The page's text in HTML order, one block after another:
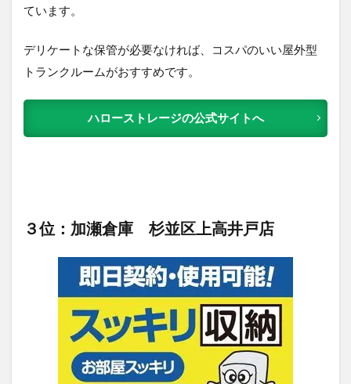
ています。
デリケートな保管が必要なければ、コスパのいい屋外型
トランクルームがおすすめです。
ハローストレージの公式サイトへ
３位：加瀬倉庫 杉並区上高井戸店